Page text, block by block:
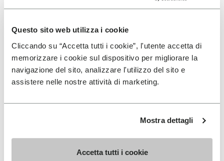
Questo sito web utilizza i cookie
Cliccando su “Accetta tutti i cookie”, l'utente accetta di
memorizzare i cookie sul dispositivo per migliorare la
navigazione del sito, analizzare l'utilizzo del sito e
assistere nelle nostre attività di marketing.
Mostra dettagli
Accetta tutti i cookie
Rhythmus.
Höhen vom oberen Bündchen bis zur Ferse: 25 CM
UNSERE NEUESTEN ANGEBOTE
Datenschutzrichtlinie